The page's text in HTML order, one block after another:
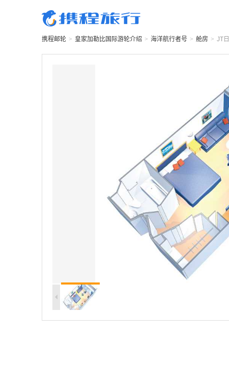
携程邮轮 > 皇家加勒比国际游轮介绍 > 海洋航行者号 > 舱房 > JT